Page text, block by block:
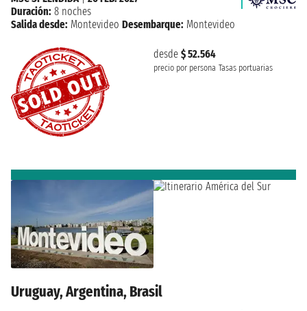
desde $ 52.564
precio por persona Tasas portuarias
Duración: 8 noches
Salida desde: Montevideo Desembarque: Montevideo
Uruguay, Argentina, Brasil